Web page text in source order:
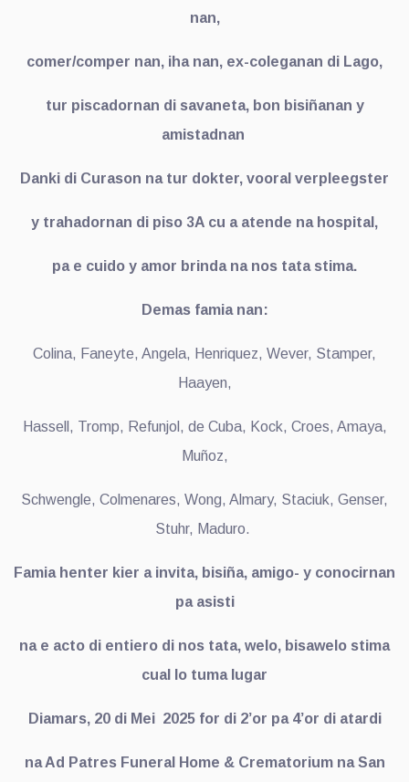
nan,
comer/comper nan, iha nan, ex-coleganan di Lago,
tur piscadornan di savaneta, bon bisiñanan y
amistadnan
Danki di Curason na tur dokter, vooral verpleegster
y trahadornan di piso 3A cu a atende na hospital,
pa e cuido y amor brinda na nos tata stima.
Demas famia nan:
Colina, Faneyte, Angela, Henriquez, Wever, Stamper,
Haayen,
Hassell, Tromp, Refunjol, de Cuba, Kock, Croes, Amaya,
Muñoz,
Schwengle, Colmenares, Wong, Almary, Staciuk, Genser,
Stuhr, Maduro.
Famia henter kier a invita, bisiña, amigo- y conocirnan
pa asisti
na e acto di entiero di nos tata, welo, bisawelo stima
cual lo tuma lugar
Diamars, 20 di Mei 2025 for di 2’or pa 4’or di atardi
na Ad Patres Funeral Home & Crematorium na San